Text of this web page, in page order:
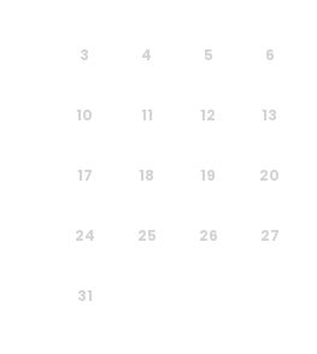
3 4 5 6
10 11 12 13
17 18 19 20
24 25 26 27
31